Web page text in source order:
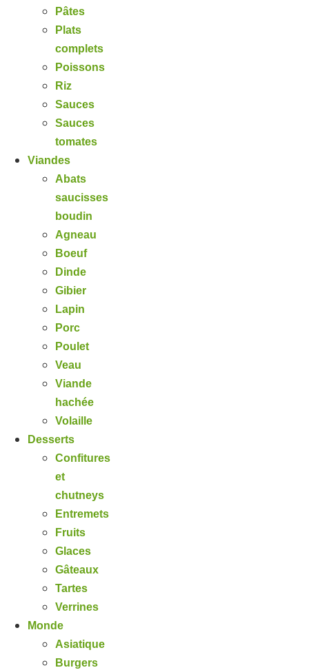
Pâtes
Plats
complets
Poissons
Riz
Sauces
Sauces
tomates
Viandes
Abats
saucisses
boudin
Agneau
Boeuf
Dinde
Gibier
Lapin
Porc
Poulet
Veau
Viande
hachée
Volaille
Desserts
Confitures
et
chutneys
Entremets
Fruits
Glaces
Gâteaux
Tartes
Verrines
Monde
Asiatique
Burgers